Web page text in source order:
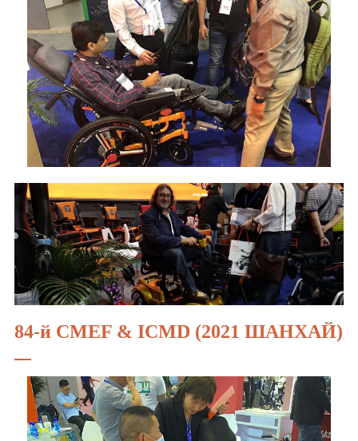
84-й CMEF & ICMD (2021 ШАНХАЙ)